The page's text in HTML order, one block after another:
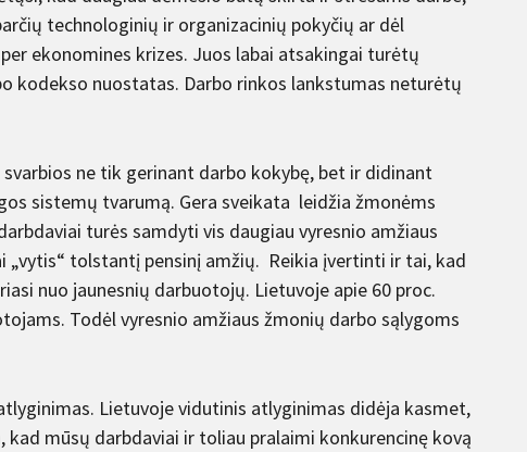
technologinių ir organizacinių pokyčių ar dėl
ekonomines krizes. Juos labai atsakingai turėtų
kodekso nuostatas. Darbo rinkos lankstumas neturėtų
ne tik gerinant darbo kokybę, bet ir didinant
sistemų tvarumą. Gera sveikata leidžia žmonėms
turės samdyti vis daugiau vyresnio amžiaus
tolstantį pensinį amžių. Reikia įvertinti ir tai, kad
nuo jaunesnių darbuotojų. Lietuvoje apie 60 proc.
Todėl vyresnio amžiaus žmonių darbo sąlygoms
Lietuvoje vidutinis atlyginimas didėja kasmet,
mūsų darbdaviai ir toliau pralaimi konkurencinę kovą